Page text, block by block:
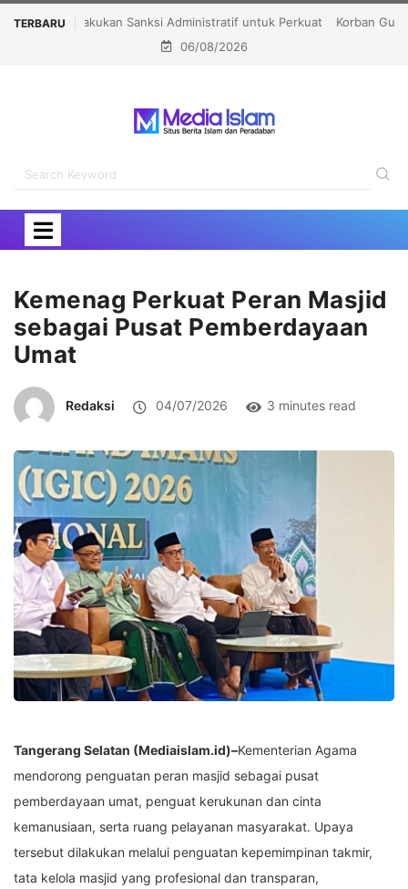
TERBARU
Korban Gugur di Gaza Bertambah jadi 78.381 Orang
06/08/2026
Kemenag Perkuat Peran Masjid
sebagai Pusat Pemberdayaan
Umat
Redaksi 04/07/2026 3 minutes read
Tangerang Selatan (Mediaislam.id)–Kementerian Agama
mendorong penguatan peran masjid sebagai pusat
pemberdayaan umat, penguat kerukunan dan cinta
kemanusiaan, serta ruang pelayanan masyarakat. Upaya
tersebut dilakukan melalui penguatan kepemimpinan takmir,
tata kelola masjid yang profesional dan transparan,